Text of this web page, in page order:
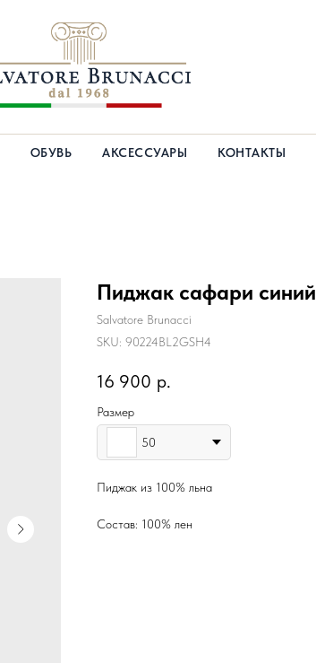
ОБУВЬ АКСЕССУАРЫ КОНТАКТЫ
Пиджак сафари синий
Salvatore Brunacci
SKU: 90224BL2GSH4
16 900 р.
Размер
50
Пиджак из 100% льна
Состав: 100% лен